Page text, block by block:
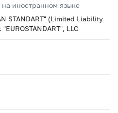
иностранном языке
STANDART" (Limited Liability
LLC